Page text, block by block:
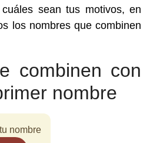
sean tus motivos, en
los nombres que combinen
combinen con
nombre
nombre